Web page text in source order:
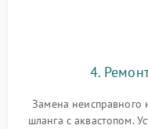
4.
Замена неисправного
шланга с аквастопом.